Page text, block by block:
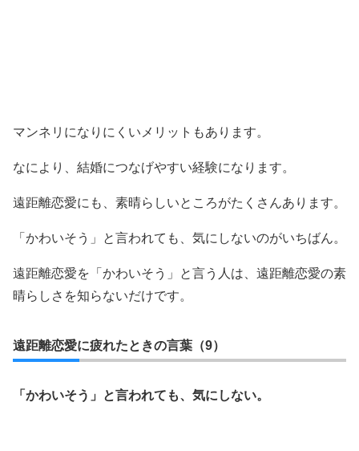
マンネリになりにくいメリットもあります。
なにより、結婚につなげやすい経験になります。
遠距離恋愛にも、素晴らしいところがたくさんあります。
「かわいそう」と言われても、気にしないのがいちばん。
遠距離恋愛を「かわいそう」と言う人は、遠距離恋愛の素
晴らしさを知らないだけです。
遠距離恋愛に疲れたときの言葉（9）
「かわいそう」と言われても、気にしない。